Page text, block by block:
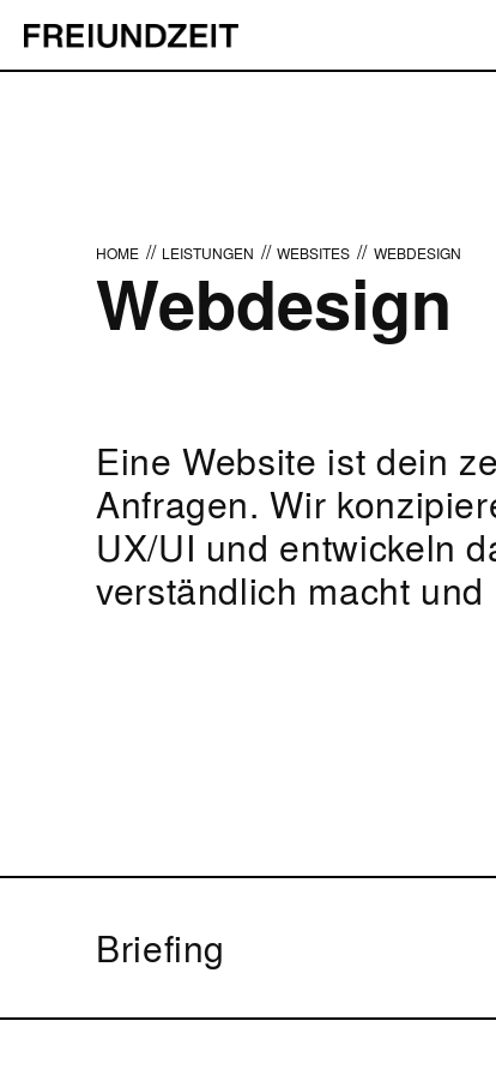
HOME // LEISTUNGEN // WEBSITES // WEBDESIGN
Webdesign
Eine Website ist dein
Anfragen. Wir
UX/UI und entwickeln
verständlich macht
Briefing